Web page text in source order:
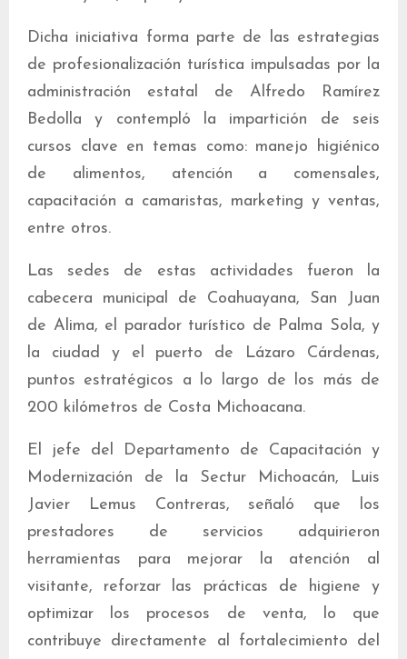
Dicha iniciativa forma parte de las estrategias
de profesionalización turística impulsadas por la
administración estatal de Alfredo Ramírez
Bedolla y contempló la impartición de seis
cursos clave en temas como: manejo higiénico
de alimentos, atención a comensales,
capacitación a camaristas, marketing y ventas,
entre otros.
Las sedes de estas actividades fueron la
cabecera municipal de Coahuayana, San Juan
de Alima, el parador turístico de Palma Sola, y
la ciudad y el puerto de Lázaro Cárdenas,
puntos estratégicos a lo largo de los más de
200 kilómetros de Costa Michoacana.
El jefe del Departamento de Capacitación y
Modernización de la Sectur Michoacán, Luis
Javier Lemus Contreras, señaló que los
prestadores de servicios adquirieron
herramientas para mejorar la atención al
visitante, reforzar las prácticas de higiene y
optimizar los procesos de venta, lo que
contribuye directamente al fortalecimiento del